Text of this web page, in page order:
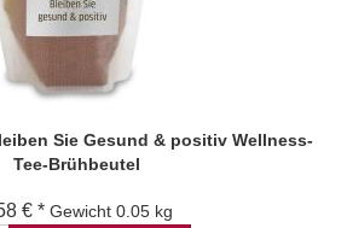
Sie Gesund & positiv Wellness-
Tee-Brühbeutel
€ * Gewicht 0.05 kg